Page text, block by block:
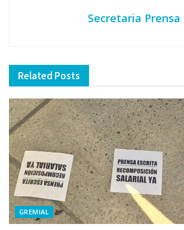
Secretaria Prensa
Related Posts
GREMIAL